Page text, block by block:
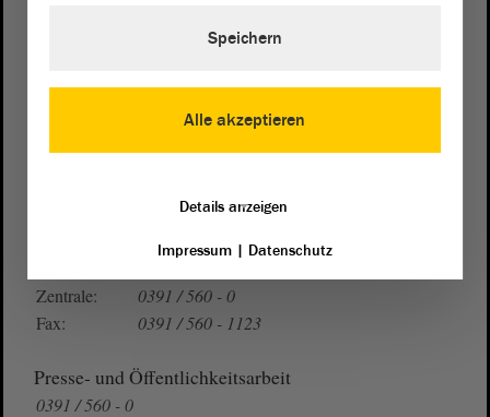
Domplatz 6–9
Auf Google Maps
Telefon und Fax
Zentrale:
0391 / 560 - 0
Fax:
0391 / 560 - 1123
Presse- und Öffentlichkeitsarbeit
0391 / 560 - 0
Alle akzeptieren
Speichern
Details anzeigen
Impressum| Datenschutz